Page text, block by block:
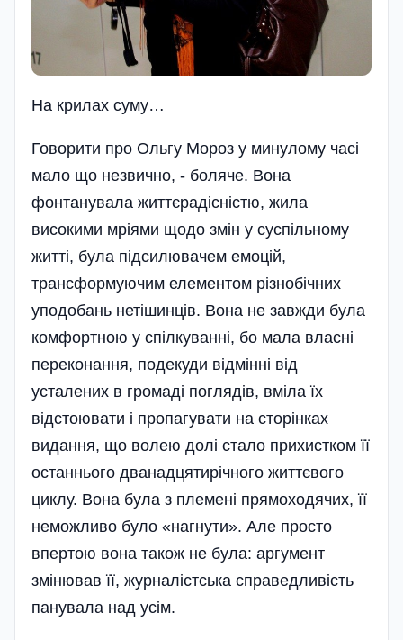
На крилах суму…
Говорити про Ольгу Мороз у минулому часі
мало що незвично, - боляче. Вона
фонтанувала життєрадісністю, жила
високими мріями щодо змін у суспільному
житті, була підсилювачем емоцій,
трансформуючим елементом різнобічних
уподобань нетішинців. Вона не завжди була
комфортною у спілкуванні, бо мала власні
переконання, подекуди відмінні від
усталених в громаді поглядів, вміла їх
відстоювати і пропагувати на сторінках
видання, що волею долі стало прихистком її
останнього дванадцятирічного життєвого
циклу. Вона була з племені прямоходячих, її
неможливо було «нагнути». Але просто
впертою вона також не була: аргумент
змінював її, журналістська справедливість
панувала над усім.